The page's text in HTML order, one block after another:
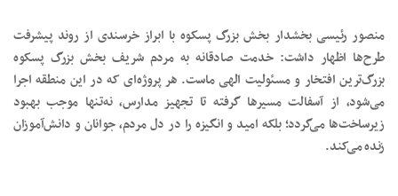
منصور رئیسی بخشدار بخش بزرگ پسکوه با ابراز خرسندی از روند پیشرفت
طرح‌ها اظهار داشت: خدمت صادقانه به مردم شریف بخش بزرگ پسکوه
بزرگ‌ترین افتخار و مسئولیت الهی ماست. هر پروژه‌ای که در این منطقه اجرا
می‌شود، از آسفالت مسیرها گرفته تا تجهیز مدارس، نه‌تنها موجب بهبود
زیرساخت‌ها می‌گردد؛ بلکه امید و انگیزه را در دل مردم، جوانان و دانش‌آموزان
زنده می‌کند.